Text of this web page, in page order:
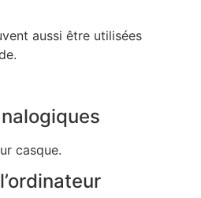
aussi être utilisées
casque.